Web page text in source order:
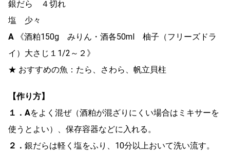
銀だら ４切れ
塩 少々
A
《酒粕150g みりん・酒各50ml 柚子（フリーズドラ
イ）大さじ１1/2～２》
★ おすすめの魚：たら、さわら、帆立貝柱
【作り方】
１． Aをよく混ぜ（酒粕が混ざりにくい場合はミキサーを
使うとよい）、保存容器などに入れる。
２． 銀だらは軽く塩をふり、10分以上おいて洗い流す。